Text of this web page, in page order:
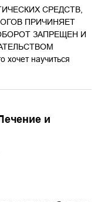
СРЕДСТВ,
ПРИЧИНЯЕТ
ЗАПРЕЩЕН И
научиться
и